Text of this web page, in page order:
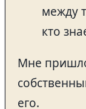
между
кто
Мне
его.